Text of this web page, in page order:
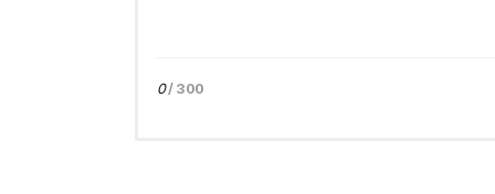
0/ 300